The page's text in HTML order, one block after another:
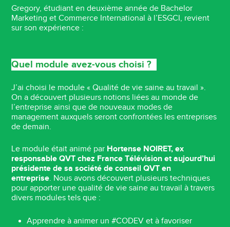
Gregory, étudiant en deuxième année de Bachelor
Marketing et Commerce International à l’ESGCI, revient
sur son expérience :
Quel module avez-vous choisi ?
J’ai choisi le module « Qualité de vie saine au travail ».
On a découvert plusieurs notions liées au monde de
l’entreprise ainsi que de nouveaux modes de
management auxquels seront confrontées les entreprises
de demain.
Le module était animé par Hortense NOIRET, ex
responsable QVT chez France Télévision et aujourd’hui
présidente de sa société de conseil QVT en
entreprise. Nous avons découvert plusieurs techniques
pour apporter une qualité de vie saine au travail à travers
divers modules tels que :
Apprendre à animer un #CODEV et à favoriser